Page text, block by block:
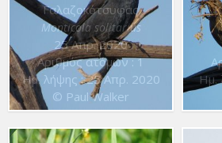
Γαλαζοκότσυφας
Monticola solitarius
25 Απρ. 2020
Αριθμός ατόμων : 1
Ημ. λήψης : 25 Απρ. 2020
© Paul Walker
Ημ.